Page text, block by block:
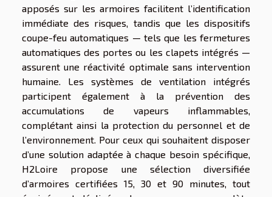
apposés sur les armoires facilitent l’identification
immédiate des risques, tandis que les dispositifs
coupe-feu automatiques — tels que les fermetures
automatiques des portes ou les clapets intégrés —
assurent une réactivité optimale sans intervention
humaine. Les systèmes de ventilation intégrés
participent également à la prévention des
accumulations de vapeurs inflammables,
complétant ainsi la protection du personnel et de
l’environnement. Pour ceux qui souhaitent disposer
d’une solution adaptée à chaque besoin spécifique,
H2Loire propose une sélection diversifiée
d’armoires certifiées 15, 30 et 90 minutes, tout